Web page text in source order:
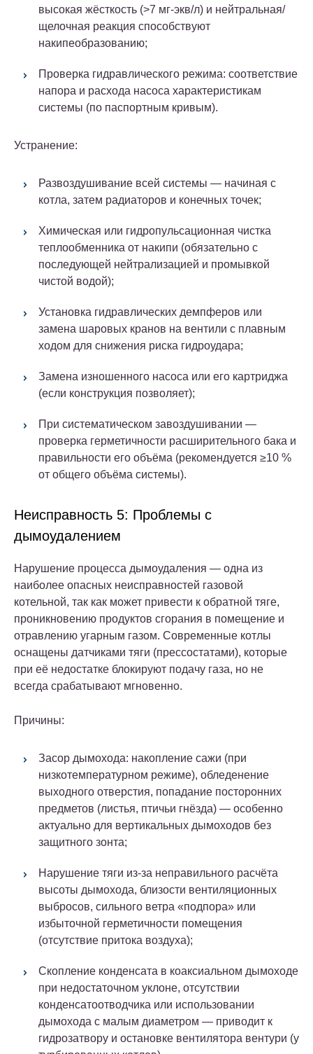
высокая жёсткость (>7 мг-экв/л) и нейтральная/
щелочная реакция способствуют
накипеобразованию;
Проверка гидравлического режима: соответствие
напора и расхода насоса характеристикам
системы (по паспортным кривым).
Устранение:
Развоздушивание всей системы — начиная с
котла, затем радиаторов и конечных точек;
Химическая или гидропульсационная чистка
теплообменника от накипи (обязательно с
последующей нейтрализацией и промывкой
чистой водой);
Установка гидравлических демпферов или
замена шаровых кранов на вентили с плавным
ходом для снижения риска гидроудара;
Замена изношенного насоса или его картриджа
(если конструкция позволяет);
При систематическом завоздушивании —
проверка герметичности расширительного бака и
правильности его объёма (рекомендуется ≥10 %
от общего объёма системы).
Неисправность 5: Проблемы с
дымоудалением
Нарушение процесса дымоудаления — одна из
наиболее опасных неисправностей газовой
котельной, так как может привести к обратной тяге,
проникновению продуктов сгорания в помещение и
отравлению угарным газом. Современные котлы
оснащены датчиками тяги (прессостатами), которые
при её недостатке блокируют подачу газа, но не
всегда срабатывают мгновенно.
Причины:
Засор дымохода: накопление сажи (при
низкотемпературном режиме), обледенение
выходного отверстия, попадание посторонних
предметов (листья, птичьи гнёзда) — особенно
актуально для вертикальных дымоходов без
защитного зонта;
Нарушение тяги из-за неправильного расчёта
высоты дымохода, близости вентиляционных
выбросов, сильного ветра «подпора» или
избыточной герметичности помещения
(отсутствие притока воздуха);
Скопление конденсата в коаксиальном дымоходе
при недостаточном уклоне, отсутствии
конденсатоотводчика или использовании
дымохода с малым диаметром — приводит к
гидрозатвору и остановке вентилятора вентури (у